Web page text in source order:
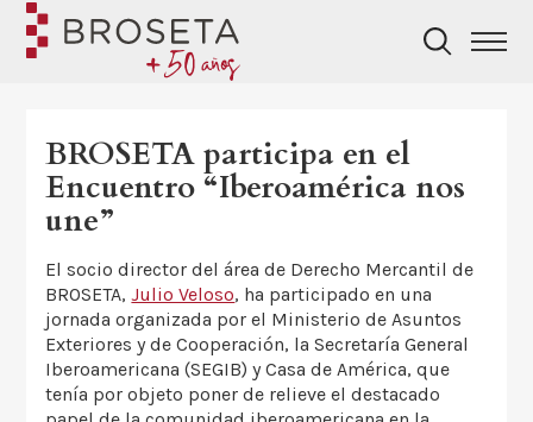
BROSETA participa en el
Encuentro “Iberoamérica nos
une”
El socio director del área de Derecho Mercantil de
BROSETA,Julio Veloso, ha participado en una
jornada organizada por el Ministerio de Asuntos
Exteriores y de Cooperación, la Secretaría General
Iberoamericana (SEGIB) y Casa de América, que
tenía por objeto poner de relieve el destacado